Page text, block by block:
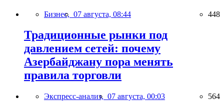
Бизнес, 07 августа, 08:44 448
Традиционные рынки под
давлением сетей: почему
Азербайджану пора менять
правила торговли
Экспресс-анализ, 07 августа, 00:03 564